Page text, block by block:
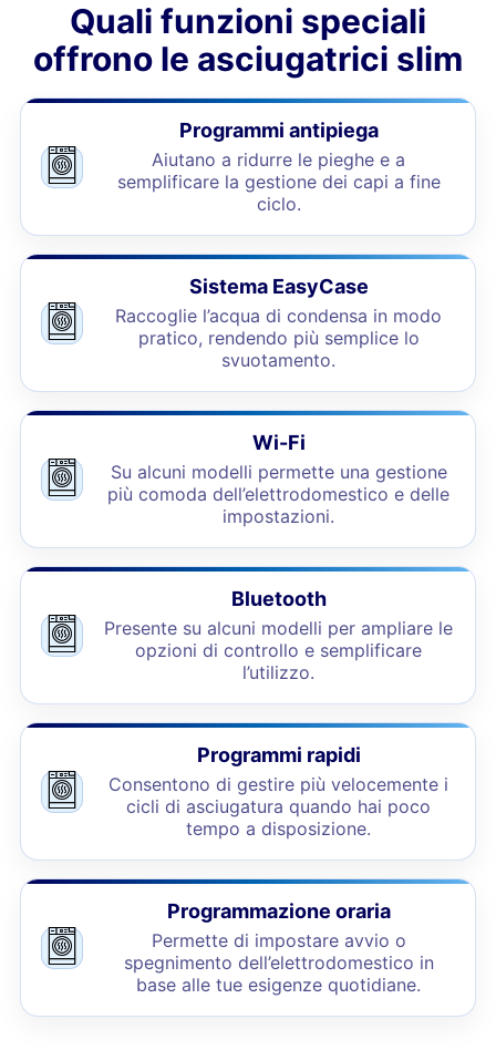
Quali funzioni speciali
offrono le asciugatrici slim
Programmi antipiega
Aiutano a ridurre le pieghe e a
semplificare la gestione dei capi a fine
ciclo.
Sistema EasyCase
Raccoglie l’acqua di condensa in modo
pratico, rendendo più semplice lo
svuotamento.
Wi-Fi
Su alcuni modelli permette una gestione
più comoda dell’elettrodomestico e delle
impostazioni.
Bluetooth
Presente su alcuni modelli per ampliare le
opzioni di controllo e semplificare
l’utilizzo.
Programmi rapidi
Consentono di gestire più velocemente i
cicli di asciugatura quando hai poco
tempo a disposizione.
Programmazione oraria
Permette di impostare avvio o
spegnimento dell’elettrodomestico in
base alle tue esigenze quotidiane.